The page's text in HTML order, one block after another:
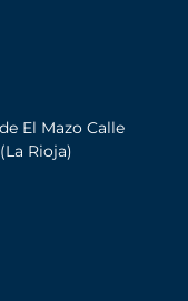
El Mazo Calle
Rioja)